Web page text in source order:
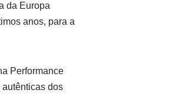
da Europa
anos, para a
Performance
autênticas dos